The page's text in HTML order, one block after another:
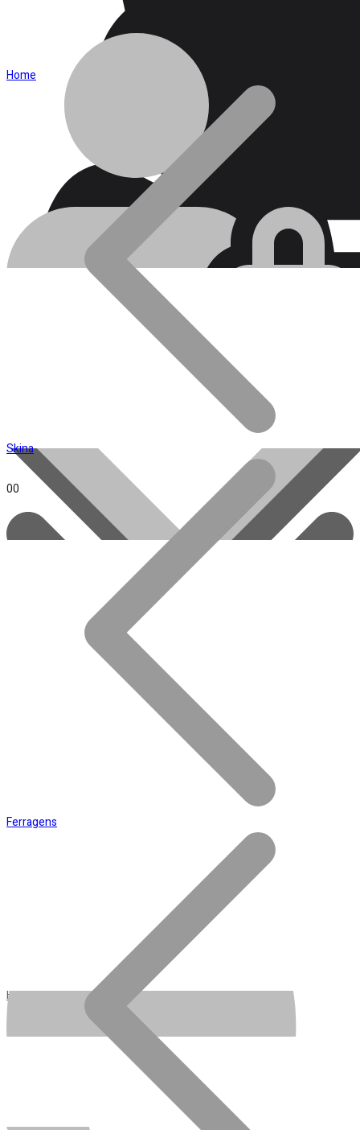
Blog
Acessórios para Ferramentas
00
Esqueceu a senha?
Ainda não tem conta?Cadastre-se
Home
Skina
Ferragens